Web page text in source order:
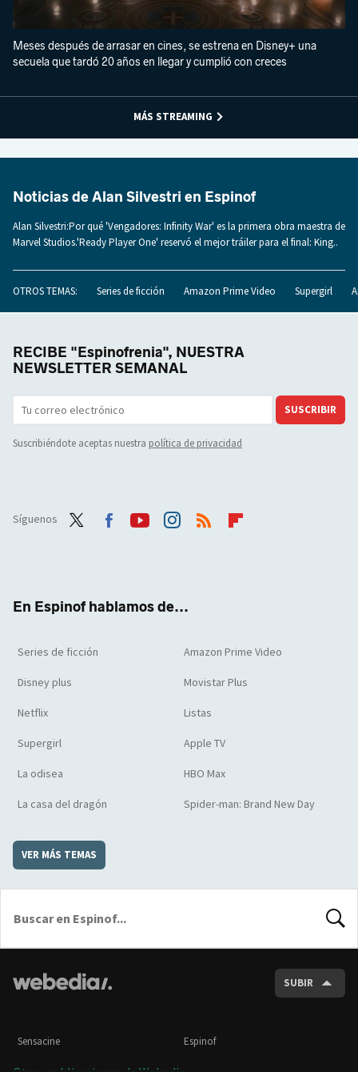
Meses después de arrasar en cines, se estrena en Disney+ una
secuela que tardó 20 años en llegar y cumplió con creces
MÁS STREAMING
Noticias de Alan Silvestri en Espinof
Alan Silvestri:Por qué 'Vengadores: Infinity War' es la primera obra maestra de
Marvel Studios.'Ready Player One' reservó el mejor tráiler para el final: King..
OTROS TEMAS: Series de ficción Amazon Prime Video Supergirl
RECIBE "Espinofrenia", NUESTRA
NEWSLETTER SEMANAL
SUSCRIBIR
Suscribiéndote aceptas nuestra política de privacidad
Síguenos
En Espinof hablamos de...
Series de ficción Amazon Prime Video
Disney plus Movistar Plus
Netflix Listas
Supergirl Apple TV
La odisea HBO Max
La casa del dragón Spider-man: Brand New Day
VER MÁS TEMAS
SUBIR
Sensacine Espinof